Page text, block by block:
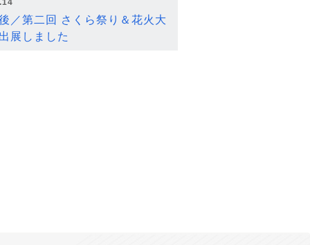
／第二回 さくら祭り＆花火大
展しました